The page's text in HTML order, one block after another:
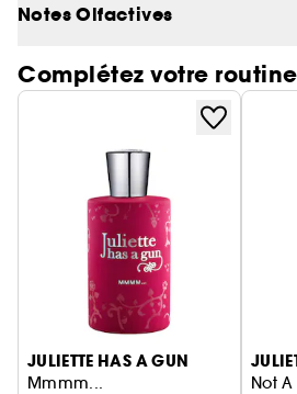
Notes Olfactives
Complétez votre routine
Ignorer le carrousel produits
JULIETTE HAS A GUN
Mmmm...
Not